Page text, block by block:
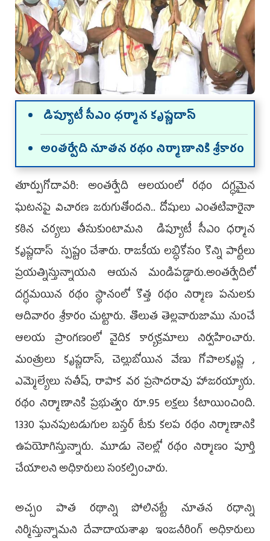
డిప్యూటీ సీఎం ధర్మాన కృష్ణదాస్‌
అంతర్వేది నూతన రథం నిర్మాణానికి శ్రీకారం
తూర్పుగోదావరి: అంతర్వేది ఆల‌యంలో ర‌థం ద‌గ్ధ‌మైన
ఘటనపై విచారణ జరుగుతోందని.. దోషులు ఎంతటివారైనా
కఠిన చర్యలు తీసుకుంటామని డిప్యూటీ సీఎం ధర్మాన
కృష్ణదాస్‌ స్పష్టం చేశారు. రాజకీయ లబ్ధికోసం కొన్ని పార్టీలు
ప్రయత్నిస్తున్నాయని ఆయ‌న మండిపడ్డారు.అంతర్వేదిలో
దగ్ధమయిన రథం స్థానంలో కొత్త రథం నిర్మాణ పనులకు
ఆదివారం శ్రీకారం చుట్టారు. తొలుత తెల్లవారుజాము నుంచే
ఆలయ ప్రాంగణంలో వైదిక కార్యక్రమాలు నిర్వహించారు.
మంత్రులు కృష్ణదాస్‌, చెల్లుబోయిన వేణు గోపాలకృష్ణ ,
ఎమ్మెల్యేలు సతీష్, రాపాక వర ప్రసాదరావు హాజరయ్యారు.
రథం నిర్మాణానికి ప్రభుత్వం రూ.95 లక్షలు కేటాయించింది.
1330 ఘనపుటడుగుల బస్తర్ టేకు కలప రథం నిర్మాణానికి
ఉపయోగిస్తున్నారు. మూడు నెలల్లో రథం నిర్మాణం పూర్తి
చేయాలని అధికారులు సంకల్పించారు.
అచ్చం పాత రథాన్ని పోలినట్టే నూతన రధాన్ని
నిర్మిస్తున్నామని దేవాదాయశాఖ ఇంజనీరింగ్ అధికారులు